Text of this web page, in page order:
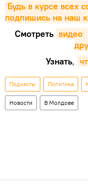
Будь в курсе всех
подпишись на наш
Смотреть видео
Узнать,
Подкасты Политика
Новости В Молдове